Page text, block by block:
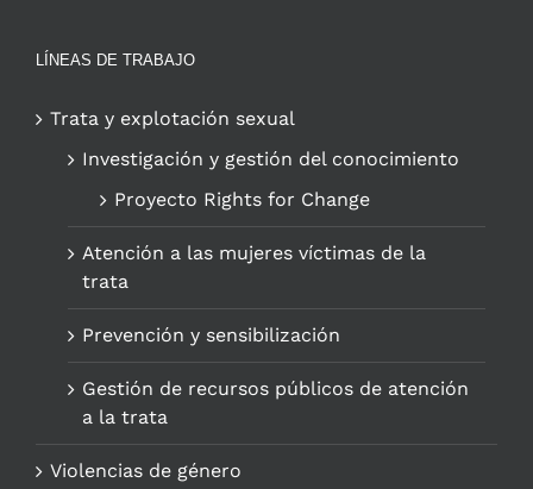
LÍNEAS DE TRABAJO
Trata y explotación sexual
Investigación y gestión del conocimiento
Proyecto Rights for Change
Atención a las mujeres víctimas de la
trata
Prevención y sensibilización
Gestión de recursos públicos de atención
a la trata
Violencias de género